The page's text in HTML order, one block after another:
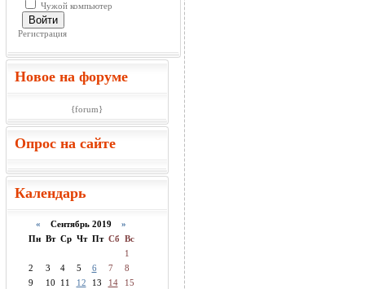
Чужой компьютер
Войти
Регистрация
Новое на форуме
{forum}
Опрос на сайте
Календарь
« Сентябрь 2019 »
Пн Вт Ср Чт Пт Сб Вс
1
2
3 4 5 6 7
8
9
10 11 12 13 14
15